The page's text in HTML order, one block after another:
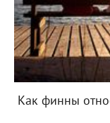
Как финны